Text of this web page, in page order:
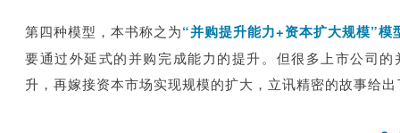
第四种模型，本书称之为“并购提升能力+资本扩大规模”模
要通过外延式的并购完成能力的提升。但很多上市公司
升，再嫁接资本市场实现规模的扩大，立讯精密的故事给